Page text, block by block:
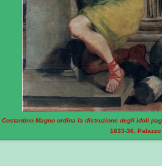
Costantino Magno ordina la distruzione degli idoli
1633-36,